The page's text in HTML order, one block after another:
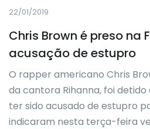
22/01/2019
Chris Brown é preso na
acusação de estupro
O rapper americano Chris
da cantora Rihanna, foi detido
ter sido acusado de estupro
indicaram nesta terça-feira